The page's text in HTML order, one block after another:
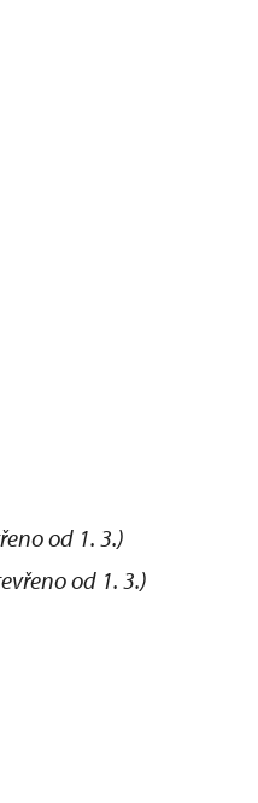
od 1. 3.)
od 1. 3.)